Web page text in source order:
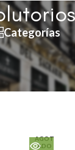
Categorías
AGOT
ADO